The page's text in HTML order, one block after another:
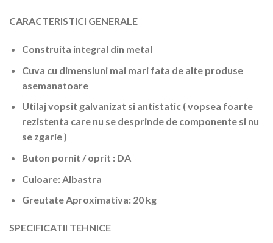
CARACTERISTICI GENERALE
Construita integral din metal
Cuva cu dimensiuni mai mari fata de alte produse
asemanatoare
Utilaj vopsit galvanizat si antistatic ( vopsea foarte
rezistenta care nu se desprinde de componente si nu
se zgarie )
Buton pornit / oprit : DA
Culoare: Albastra
Greutate Aproximativa: 20 kg
SPECIFICATII TEHNICE